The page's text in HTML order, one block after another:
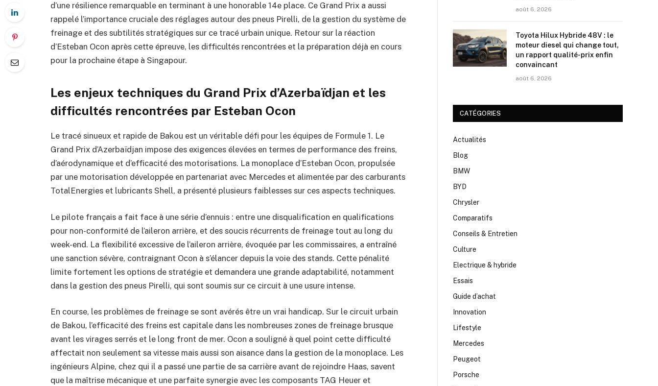
d’une résilience remarquable en terminant à une honorable 14e place. Ce Grand Prix a aussi
rappelé l’importance cruciale des réglages autour des pneus Pirelli, de la gestion du système de
freinage et des subtilités stratégiques sur ce tracé urbain unique. Retour sur la réaction
d’Esteban Ocon après cette épreuve, les difficultés rencontrées et la préparation déjà en cours
pour la prochaine étape à Singapour.
Les enjeux techniques du Grand Prix d’Azerbaïdjan et les
difficultés rencontrées par Esteban Ocon
Le tracé sinueux et rapide de Bakou est un véritable défi pour les équipes de Formule 1. Le
Grand Prix d’Azerbaïdjan impose des exigences élevées en termes de performance des freins,
d’aérodynamique et d’efficacité des motorisations. La monoplace d’Esteban Ocon, propulsée
par une motorisation développée en partenariat avec Mercedes et alimentée par des carburants
TotalEnergies et lubricants Shell, a présenté plusieurs faiblesses sur ces aspects techniques.
Le pilote français a fait face à une série d’ennuis : entre une disqualification en qualifications
pour non-conformité de l’aileron arrière, et des soucis récurrents de freinage tout au long du
week-end. La flexibilité excessive de l’aileron arrière, évoquée par les commissaires, a entraîné
une sanction sévère, contraignant Ocon à s’élancer depuis la voie des stands. Cette pénalité
limite fortement les options de stratégie et demandera une grande adaptabilité, notamment
dans la gestion des pneus Pirelli, qui sont soumis sur ce circuit à une usure intense.
En course, les problèmes de freinage se sont avérés être un vrai handicap. Sur le circuit urbain
de Bakou, l’efficacité des freins est capitale dans les nombreuses zones de freinage brusque
avant les virages serrés et le long front de mer. Ocon a souligné à quel point cette difficulté
affectait non seulement sa vitesse mais aussi son aisance dans la gestion de la monoplace. Les
ingénieurs Alpine, chez qui il a passé une partie de sa carrière avant de rejoindre Haas, savent
que la maîtrise mécanique et une parfaite synergie avec les composants TAG Heuer et
août 6, 2026
Toyota Hilux Hybride 48V : le
moteur diesel qui change tout,
un rapport qualité-prix enfin
convaincant
août 6, 2026
CATÉGORIES
Actualités
Blog
BMW
BYD
Chrysler
Comparatifs
Conseils & Entretien
Culture
Electrique & hybride
Essais
Guide d’achat
Innovation
Lifestyle
Mercedes
Peugeot
Porsche